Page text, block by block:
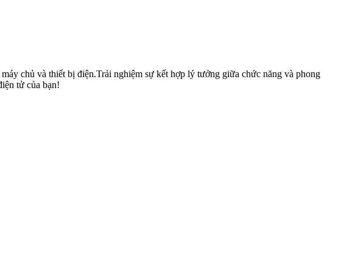
chủ và thiết bị điện.Trải nghiệm sự kết hợp lý tưởng giữa chức năng và phong
tử của bạn!